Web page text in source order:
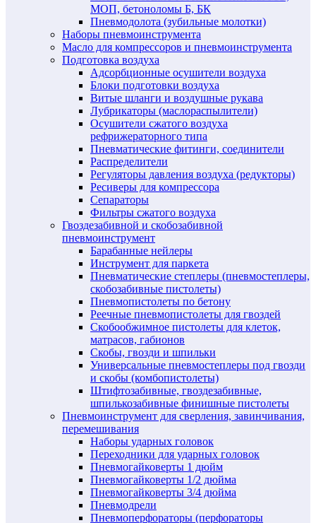
МОП, бетоноломы Б, БК
Пневмодолота (зубильные молотки)
Наборы пневмоинструмента
Масло для компрессоров и пневмоинструмента
Подготовка воздуха
Адсорбционные осушители воздуха
Блоки подготовки воздуха
Витые шланги и воздушные рукава
Лубрикаторы (маслораспылители)
Осушители сжатого воздуха
рефрижераторного типа
Пневматические фитинги, соединители
Распределители
Регуляторы давления воздуха (редукторы)
Ресиверы для компрессора
Сепараторы
Фильтры сжатого воздуха
Гвоздезабивной и скобозабивной
пневмоинструмент
Барабанные нейлеры
Инструмент для паркета
Пневматические степлеры (пневмостеплеры,
скобозабивные пистолеты)
Пневмопистолеты по бетону
Реечные пневмопистолеты для гвоздей
Скобообжимное пистолеты для клеток,
матрасов, габионов
Скобы, гвозди и шпильки
Универсальные пневмостеплеры под гвозди
и скобы (комбопистолеты)
Штифтозабивные, гвоздезабивные,
шпилькозабивные финишные пистолеты
Пневмоинструмент для сверления, завинчивания,
перемешивания
Наборы ударных головок
Переходники для ударных головок
Пневмогайковерты 1 дюйм
Пневмогайковерты 1/2 дюйма
Пневмогайковерты 3/4 дюйма
Пневмодрели
Пневмоперфораторы (перфораторы